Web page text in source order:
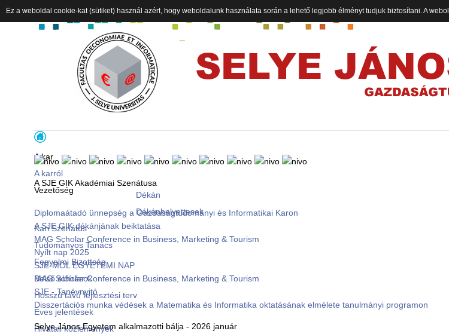
A kar
A karról
Vezetőség
Dékán
Dékánhelyettesek
Kari Szenátus
Tudományos Tanács
Fegyelmi Bizottság
Belső előírások
Hosszú távú fejlesztési terv
Éves jelentések
Hivatali közlemények
A SJE GIK Akadémiai Szenátusa
Diplomaátadó ünnepség a Gazdaságtudományi és Informatikai Karon
A SJE GIK dékánjának beiktatása
MAG Scholar Conference in Business, Marketing & Tourism
Nyílt nap 2025
SJE-MOL EGYETEMI NAP
MAG Scholar Conference in Business, Marketing & Tourism
SJE - Tanévnyitó
Disszertációs munka védések a Matematika és Informatika oktatásának elmélete tanulmányi programon
Selye János Egyetem alkalmazotti bálja - 2026 január
Ez a weboldal cookie-kat (sütiket) használ azért, hogy weboldalunk használata során a lehető legjobb élményt tudjuk biztosítani. A